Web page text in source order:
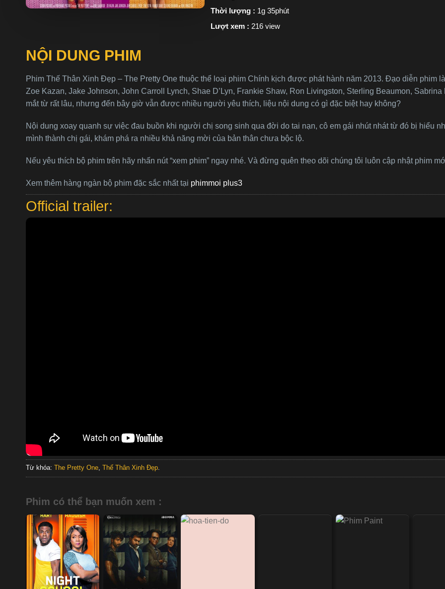
Thời lượng : 1g 35phút
Lượt xem : 216 view
NỘI DUNG PHIM
Phim Thế Thân Xinh Đẹp – The Pretty One thuộc thể loại phim Chính kịch được phát hành năm 2013. Đạo diễn phim
Zoe Kazan, Jake Johnson, John Carroll Lynch, Shae D’Lyn, Frankie Shaw, Ron Livingston, Sterling Beaumon,
mắt từ rất lâu, nhưng đến bây giờ vẫn được nhiều người yêu thích, liệu nội dung có gì đặc biệt hay không?
Nội dung xoay quanh sự việc đau buồn khi người chị song sinh qua đời do tai nạn, cô em gái nhút nhát từ đó bị hiểu
mình thành chị gái, khám phá ra nhiều khả năng mời của bản thân chưa bộc lộ.
Nếu yêu thích bộ phim trên hãy nhấn nút “xem phim” ngay nhé. Và đừng quên theo dõi chúng tôi luôn cập nhật phim
Xem thêm hàng ngàn bộ phim đặc sắc nhất tại phimmoi plus3
Official trailer:
Từ khóa: The Pretty One Thế Thân Xinh Đẹp
Phim có thể bạn muốn xem :